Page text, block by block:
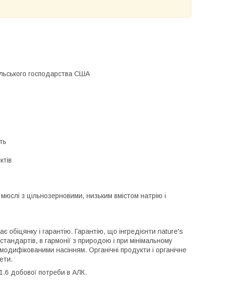
господарства США
з цільнозерновими, низьким вмістом натрію і
обіцянку і гарантію. Гарантію, що інгредієнти nature's
в гармонії з природою і при мінімальному
насінням. Органічні продукти і органічне
добової потреби в АЛК.